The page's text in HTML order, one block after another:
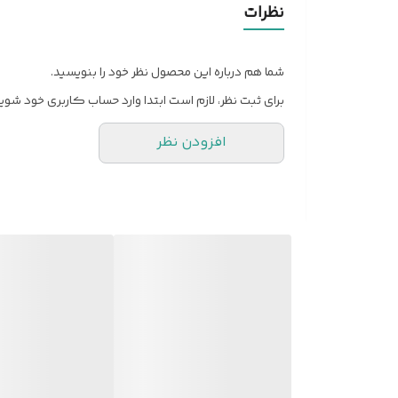
سایر توضیحات
نظرات
شما هم درباره این محصول نظر خود را بنویسید.
برای ثبت نظر، لازم است ابتدا وارد حساب کاربری خود
افزودن نظر